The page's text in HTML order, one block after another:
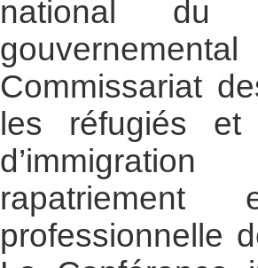
national du
Commissariat
les réfugiés et
professionnelle